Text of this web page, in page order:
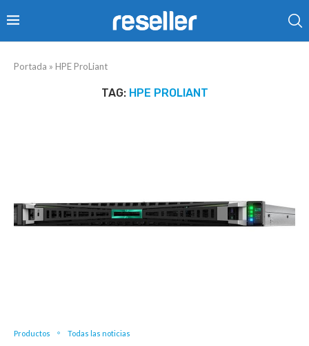
Portada » HPE ProLiant
TAG: HPE PROLIANT
Productos Todas las noticias